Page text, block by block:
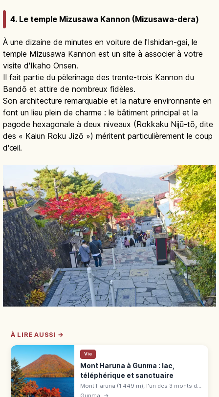
4. Le temple Mizusawa Kannon (Mizusawa-dera)
À une dizaine de minutes en voiture de l'Ishidan-gai, le
temple Mizusawa Kannon est un site à associer à votre
visite d'Ikaho Onsen.
Il fait partie du pèlerinage des trente-trois Kannon du
Bandō et attire de nombreux fidèles.
Son architecture remarquable et la nature environnante en
font un lieu plein de charme : le bâtiment principal et la
pagode hexagonale à deux niveaux (Rokkaku Nijū-tō, dite
des « Kaiun Roku Jizō ») méritent particulièrement le coup
d'œil.
À LIRE AUSSI →
Vie
Mont Haruna à Gunma : lac,
téléphérique et sanctuaire
Mont Haruna (1 449 m), l'un des 3 monts de
Jōmō. Lac Haruna, Fuji de Haruna,
Gunma →